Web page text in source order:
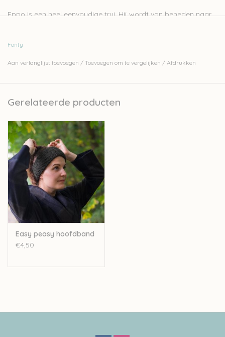
Eppo is een heel eenvoudige trui. Hij wordt van beneden naar
te breien, zonder meer. Door het zachte tweed-garen krijg je
In het breipakket zitten afhankelijk van de maat 9, 10 of 11
bollen Super Tweed van Fonty in kleur naar keuze en het
Nederlandstalige patroon. De trui wordt gebreid met
breinaalden 3,5mm en 4mm en een rondbreinaald 3,5mm van
40cm. Deze zitten niet in het pakket maar kunnen
aangekochtworden.
De trui op de voorbeeldfoto is een small, gebreid in kleur 01. Als
je de trui graag in een ander kleur
het afrekenen bij 'opmerkingen' laten weten welk kleur je
verkiest. Let op: de kleur op beeld kan afwijken van de
werkelijke kleur.
Fonty
Aan verlanglijst toevoegen / Toevoegen om te vergelijken / Afdrukken
Gerelateerde producten
Easy peasy hoofdband
€4,50